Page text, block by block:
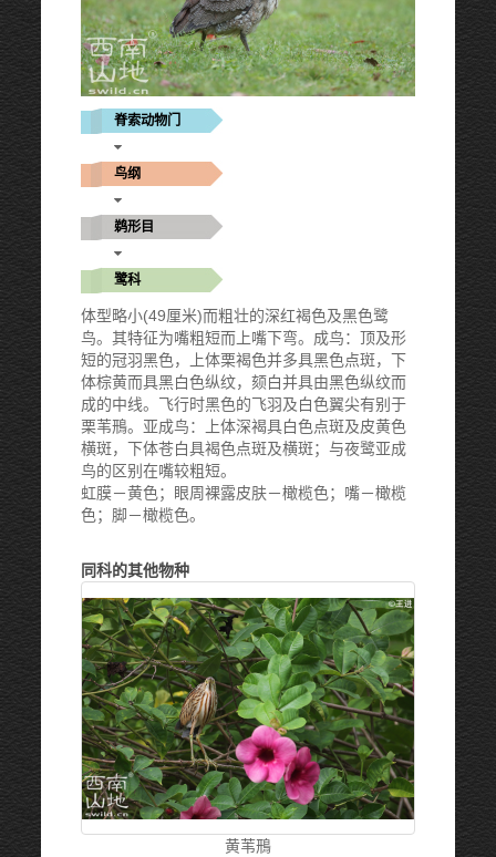
脊索动物门
鸟纲
鹈形目
鹭科
体型略小(49厘米)而粗壮的深红褐色及黑色鹭
鸟。其特征为嘴粗短而上嘴下弯。成鸟：顶及形
短的冠羽黑色，上体栗褐色并多具黑色点斑，下
体棕黄而具黑白色纵纹，颏白并具由黑色纵纹而
成的中线。飞行时黑色的飞羽及白色翼尖有别于
栗苇鳽。亚成鸟：上体深褐具白色点斑及皮黄色
横斑，下体苍白具褐色点斑及横斑；与夜鹭亚成
鸟的区别在嘴较粗短。
虹膜－黄色；眼周裸露皮肤－橄榄色；嘴－橄榄
色；脚－橄榄色。
同科的其他物种
黄苇鳽